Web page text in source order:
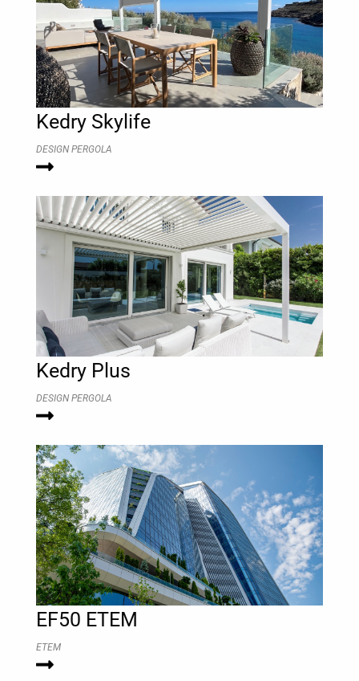
Kedry Skylife
DESIGN PERGOLA
Kedry Plus
DESIGN PERGOLA
EF50 ETEM
ETEM